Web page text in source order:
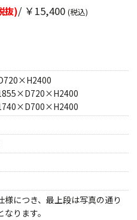
抜)/ ￥15,400 (税込)
様につき、最上段は写真の通り
ります。